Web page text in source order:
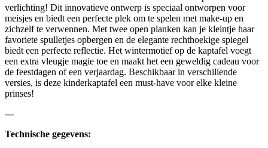
verlichting! Dit innovatieve ontwerp is speciaal ontworpen voor
meisjes en biedt een perfecte plek om te spelen met make-up en
zichzelf te verwennen. Met twee open planken kan je kleintje haar
favoriete spulletjes opbergen en de elegante rechthoekige spiegel
biedt een perfecte reflectie. Het wintermotief op de kaptafel voegt
een extra vleugje magie toe en maakt het een geweldig cadeau voor
de feestdagen of een verjaardag. Beschikbaar in verschillende
versies, is deze kinderkaptafel een must-have voor elke kleine
prinses!
---
Technische gegevens: